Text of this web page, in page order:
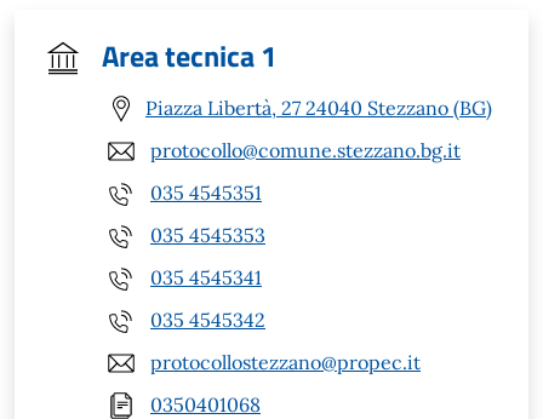
Area tecnica 1
Piazza Libertà, 27 24040 Stezzano (BG)
protocollo@comune.stezzano.bg.it
035 4545351
035 4545353
035 4545341
035 4545342
protocollostezzano@propec.it
0350401068